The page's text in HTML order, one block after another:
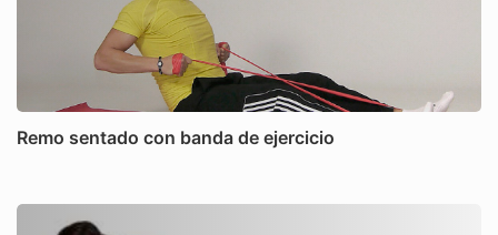
Remo sentado con banda de ejercicio